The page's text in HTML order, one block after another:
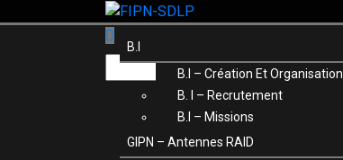
to
B.I
B.I – Création Et Organisation
B. I – Recrutement
B.I – Missions
GIPN – Antennes RAID